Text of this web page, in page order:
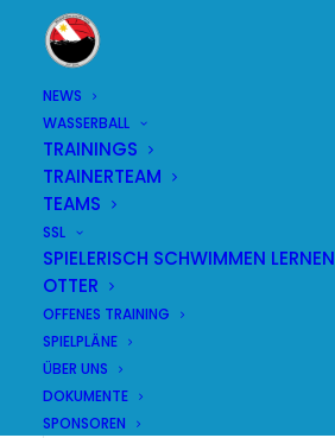
NEWS
WASSERBALL
TRAININGS
TRAINERTEAM
TEAMS
SSL
SPIELERISCH SCHWIMMEN LERNEN
OTTER
OFFENES TRAINING
SPIELPLÄNE
ÜBER UNS
DOKUMENTE
SPONSOREN
Klubbeitritt
Vorname
Name